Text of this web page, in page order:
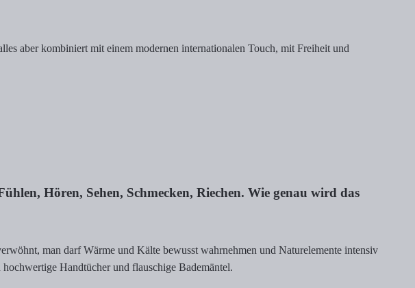
aber kombiniert mit einem modernen internationalen Touch, mit Freiheit und
Hören, Sehen, Schmecken, Riechen. Wie genau wird das
man darf Wärme und Kälte bewusst wahrnehmen und Naturelemente intensiv
Handtücher und flauschige Bademäntel.